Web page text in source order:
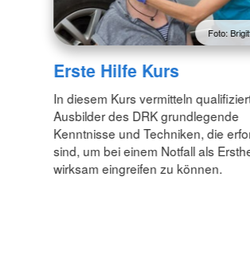
Foto:
Erste Hilfe Kurs
In diesem Kurs vermitteln
Ausbilder des DRK grundlegende
Kenntnisse und Techniken, die
sind, um bei einem Notfall als
wirksam eingreifen zu können.